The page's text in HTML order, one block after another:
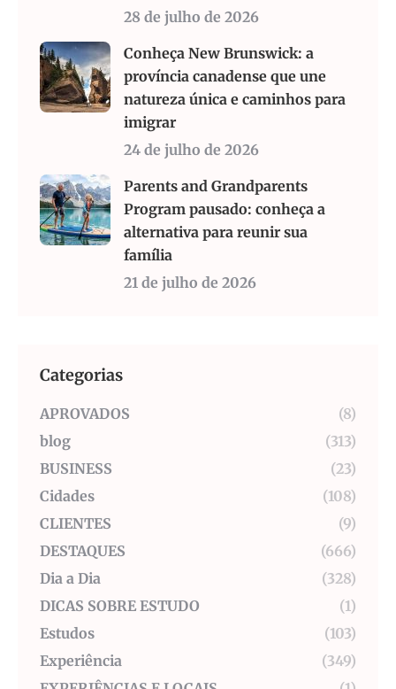
28 de julho de 2026
Conheça New Brunswick: a
província canadense que une
natureza única e caminhos para
imigrar
24 de julho de 2026
Parents and Grandparents
Program pausado: conheça a
alternativa para reunir sua
família
21 de julho de 2026
Categorias
APROVADOS
(8)
blog
(313)
BUSINESS
(23)
Cidades
(108)
CLIENTES
(9)
DESTAQUES
(666)
Dia a Dia
(328)
DICAS SOBRE ESTUDO
(1)
Estudos
(103)
Experiência
(349)